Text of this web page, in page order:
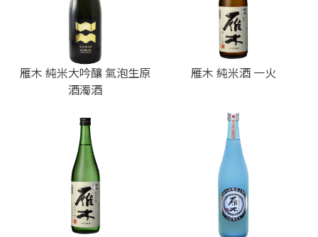
雁木 純米大吟釀 氣泡生原
酒濁酒
雁木 純米酒 一火